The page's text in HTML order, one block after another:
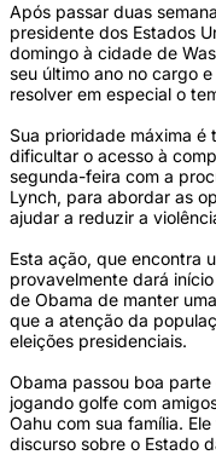
Após passar duas
presidente dos Estados
domingo à cidade de
seu último ano no cargo
resolver em especial o
Sua prioridade máxima é
dificultar o acesso à
segunda-feira com a
Lynch, para abordar as
ajudar a reduzir a
Esta ação, que encontra
provavelmente dará
de Obama de manter
que a atenção da
eleições presidenciais.
Obama passou boa
jogando golfe com
Oahu com sua família.
discurso sobre o Estado